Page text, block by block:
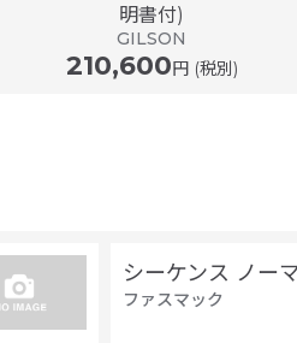
明書付)
GILSON
210,600円 (税別)
シーケンス ノー
ファスマック